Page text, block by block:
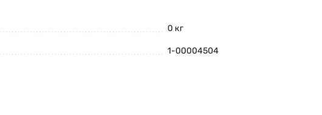
0 кг
1-00004504